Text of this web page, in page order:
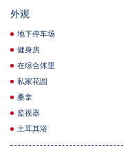
外观
地下停车场
健身房
在综合体里
私家花园
桑拿
监视器
土耳其浴